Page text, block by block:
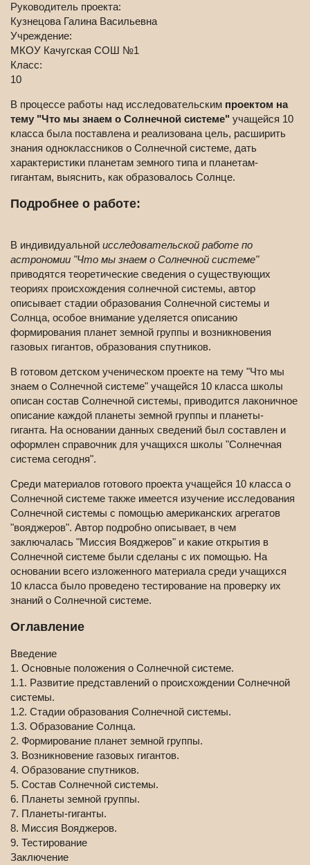
Руководитель проекта:
Кузнецова Галина Васильевна
Учреждение:
МКОУ Качугская СОШ №1
Класс:
10
В процессе работы над исследовательским проектом на
тему "Что мы знаем о Солнечной системе" учащейся 10
класса была поставлена и реализована цель, расширить
знания одноклассников о Солнечной системе, дать
характеристики планетам земного типа и планетам-
гигантам, выяснить, как образовалось Солнце.
Подробнее о работе:
В индивидуальной исследовательской работе по
астрономии "Что мы знаем о Солнечной системе"
приводятся теоретические сведения о существующих
теориях происхождения солнечной системы, автор
описывает стадии образования Солнечной системы и
Солнца, особое внимание уделяется описанию
формирования планет земной группы и возникновения
газовых гигантов, образования спутников.
В готовом детском ученическом проекте на тему "Что мы
знаем о Солнечной системе" учащейся 10 класса школы
описан состав Солнечной системы, приводится лаконичное
описание каждой планеты земной группы и планеты-
гиганта. На основании данных сведений был составлен и
оформлен справочник для учащихся школы "Солнечная
система сегодня".
Среди материалов готового проекта учащейся 10 класса о
Солнечной системе также имеется изучение исследования
Солнечной системы с помощью американских агрегатов
"вояджеров". Автор подробно описывает, в чем
заключалась "Миссия Вояджеров" и какие открытия в
Солнечной системе были сделаны с их помощью. На
основании всего изложенного материала среди учащихся
10 класса было проведено тестирование на проверку их
знаний о Солнечной системе.
Оглавление
Введение
1. Основные положения о Солнечной системе.
1.1. Развитие представлений о происхождении Солнечной
системы.
1.2. Стадии образования Солнечной системы.
1.3. Образование Солнца.
2. Формирование планет земной группы.
3. Возникновение газовых гигантов.
4. Образование спутников.
5. Состав Солнечной системы.
6. Планеты земной группы.
7. Планеты-гиганты.
8. Миссия Вояджеров.
9. Тестирование
Заключение